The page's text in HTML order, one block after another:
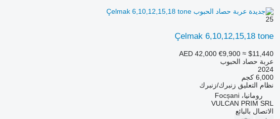
25
Çelmak 6,10,12,15,18 tone
AED 42,000 €9,900 ≈ $11,440
عربة حصاد الحبوب
2024
6,000 كجم
نظام التعليق زنبرك/زنبرك
رومانيا، Focșani
VULCAN PRIM SRL
الاتصال بالبائع